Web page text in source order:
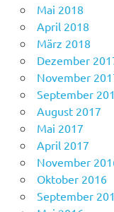
Mai 2018
April 2018
März 2018
Dezember
November
September
August 2017
Mai 2017
April 2017
November
Oktober 2016
September